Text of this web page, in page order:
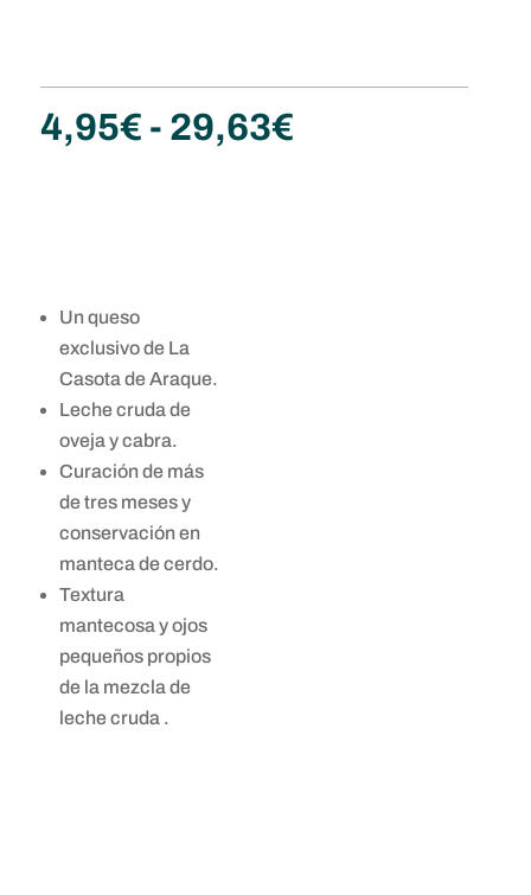
4,95€ - 29,63€Rango
de
Un queso
exclusivo de La
Casota de Araque.
Leche cruda de
oveja y cabra.
Curación de más
de tres meses y
conservación en
manteca de cerdo.
Textura
mantecosa y ojos
pequeños propios
de la mezcla de
leche cruda .